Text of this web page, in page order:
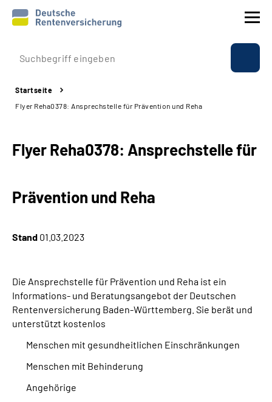
Prävention
Reha
Experten
Über uns & Presse
Suche
Inhalte in Gebärdensprache (DGS)
Startseite
Flyer Reha0378: Ansprechstelle für Prävention und Reha
Flyer Reha0378: Ansprechstelle für
Prävention und Reha
Stand 01.03.2023
Die Ansprechstelle für Prävention und Reha ist ein
Informations- und Beratungsangebot der Deutschen
Rentenversicherung Baden-Württemberg. Sie berät und
unterstützt kostenlos
Menschen mit gesundheitlichen Einschränkungen
Menschen mit Behinderung
Angehörige